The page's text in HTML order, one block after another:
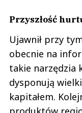
Przyszłość
Ujawnił przy
obecnie na
takie narzędzia
dysponują
kapitałem.